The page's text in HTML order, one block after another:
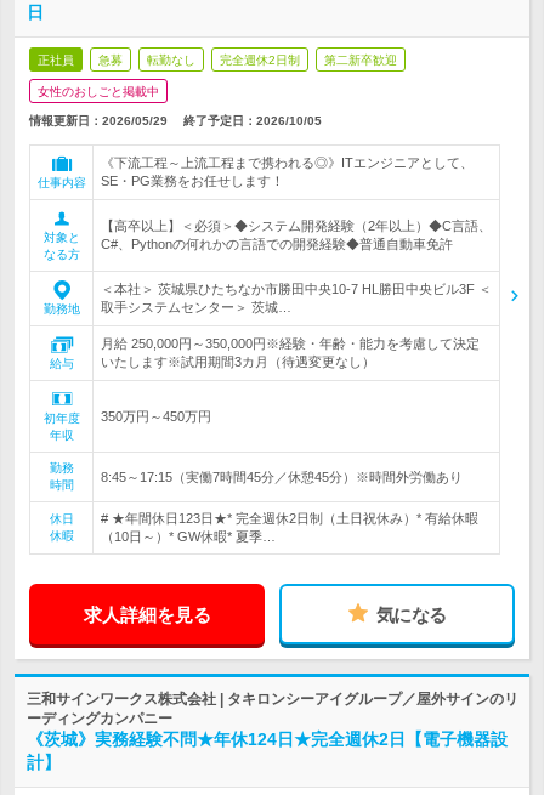
日
正社員 急募 転勤なし 完全週休2日制 第二新卒歓迎
女性のおしごと掲載中
情報更新日：2026/05/29 終了予定日： 2026/10/05
仕事内容
《下流工程～上流工程まで携われる◎》ITエンジニアとして、
SE・PG業務をお任せします！
対象と
なる方
【高卒以上】＜必須＞◆システム開発経験（2年以上）◆C言語、
C#、Pythonの何れかの言語での開発経験◆普通自動車免許
勤務地
＜本社＞ 茨城県ひたちなか市勝田中央10-7 HL勝田中央ビル3F ＜
取手システムセンター＞ 茨城…
給与
月給 250,000円～350,000円※経験・年齢・能力を考慮して決定
いたします※試用期間3カ月（待遇変更なし）
初年度
年収
350万円～450万円
勤務
時間
8:45～17:15（実働7時間45分／休憩45分）※時間外労働あり
休日
休暇
# ★年間休日123日★* 完全週休2日制（土日祝休み）* 有給休暇
（10日～）* GW休暇* 夏季…
求人詳細を見る 気になる
三和サインワークス株式会社 | タキロンシーアイグループ／屋外サインのリ
ーディングカンパニー
《茨城》実務経験不問★年休124日★完全週休2日【電子機器設
計】